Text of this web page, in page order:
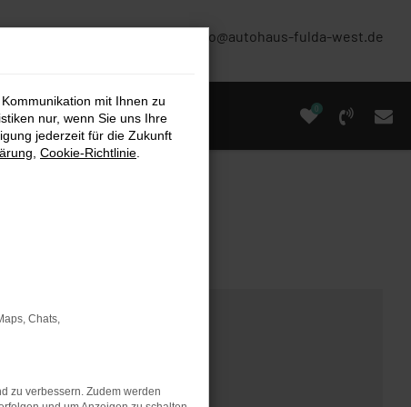
info@autohaus-fulda-west.de
0
mit Ihnen zu
nur, wenn Sie uns Ihre
jederzeit für die Zukunft
Cookie-Richtlinie
Chats,
zu verbessern. Zudem werden